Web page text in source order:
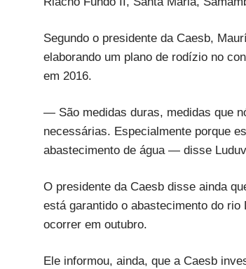
Segundo o presidente da Caesb,
elaborando um plano de rodízio no
em 2016.
— São medidas duras, medidas que
necessárias. Especialmente porque
abastecimento de água — disse
O presidente da Caesb disse ainda
está garantido o abastecimento do
ocorrer em outubro.
Ele informou, ainda, que a Caesb